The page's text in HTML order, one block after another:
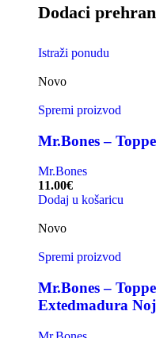
Dodaci
Istraži ponudu
Novo
Spremi proizvod
Mr.Bones –
Mr.Bones
11.00€
Dodaj u košaricu
Novo
Spremi proizvod
Mr.Bones –
Extedmadura Noj